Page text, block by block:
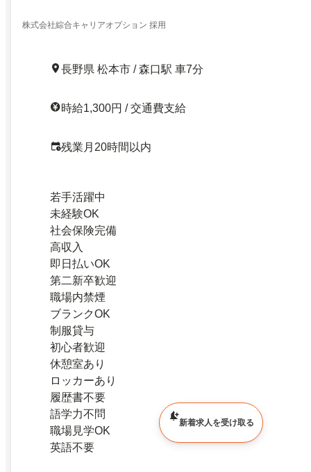
株式会社綜合キャリアオプション 採用
長野県 松本市 / 森口駅 車7分
時給1,300円 / 交通費支給
残業月20時間以内
若手活躍中
未経験OK
社会保険完備
高収入
即日払いOK
第二新卒歓迎
職場内禁煙
ブランクOK
制服貸与
初心者歓迎
休憩室あり
ロッカーあり
履歴書不要
語学力不問
職場見学OK
英語不要
新着求人を受け取る